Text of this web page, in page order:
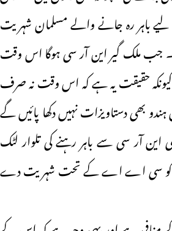
باہر رہ جانے والے مسلمان شہریت
جب ملک گیر این آر سی ہوگا اس وقت
کیونکہ حقیقت یہ ہے کہ اس وقت نہ صرف
ہندو بھی دستاویزات نہیں دکھا پائیں گے
آر سی سے باہر رہنے کی تلوار لٹک
کو سی اے اے کے تحت شہریت دے